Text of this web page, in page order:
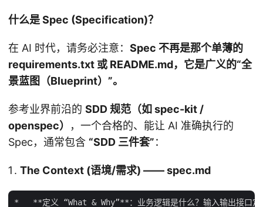
什么是 Spec (Specification)？
在 AI 时代，请务必注意： Spec 不再是那个单薄的
requirements.txt 或 README.md，它是广义的“全
景蓝图（Blueprint）”。
参考业界前沿的 SDD 规范（如 spec-kit /
openspec）
，一个合格的、能让 AI 准确执行的
Spec，通常包含 “SDD 三件套”：
The Context (语境/需求) —— spec.md
*   **定义 “What & Why”**：业务逻辑是什么？输入输出接口